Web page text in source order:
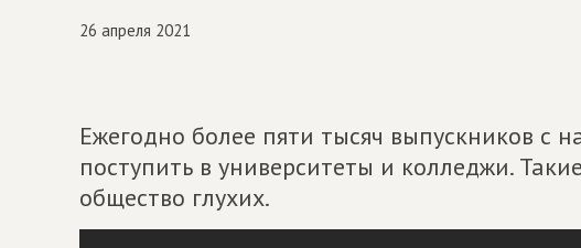
26 апреля 2021
Ежегодно более пяти тысяч выпускников с
поступить в университеты и колледжи.
общество глухих.